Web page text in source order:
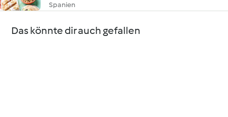
Spanien
Das könnte dir auch gefallen